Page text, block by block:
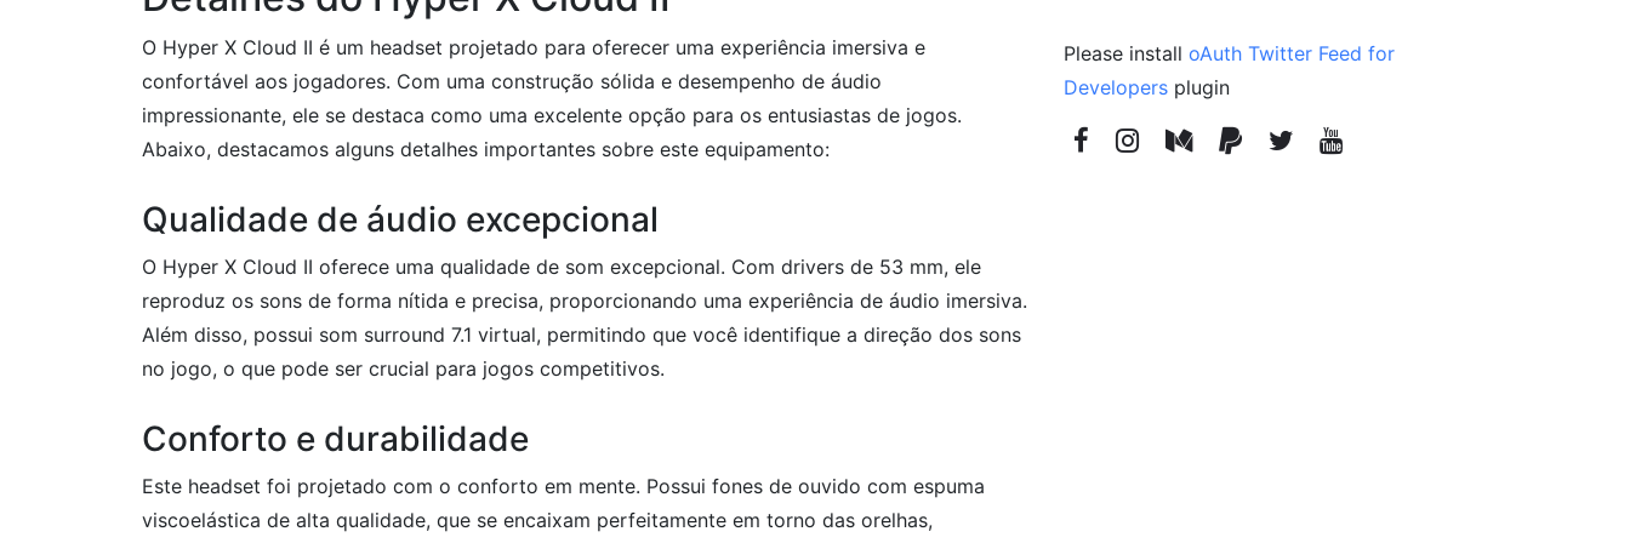
O Hyper X Cloud II é um headset projetado para oferecer uma experiência imersiva e
confortável aos jogadores. Com uma construção sólida e desempenho de áudio
impressionante, ele se destaca como uma excelente opção para os entusiastas de jogos.
Abaixo, destacamos alguns detalhes importantes sobre este equipamento:
Qualidade de áudio excepcional
O Hyper X Cloud II oferece uma qualidade de som excepcional. Com drivers de 53 mm, ele
reproduz os sons de forma nítida e precisa, proporcionando uma experiência de áudio imersiva.
Além disso, possui som surround 7.1 virtual, permitindo que você identifique a direção dos sons
no jogo, o que pode ser crucial para jogos competitivos.
Conforto e durabilidade
Este headset foi projetado com o conforto em mente. Possui fones de ouvido com espuma
viscoelástica de alta qualidade, que se encaixam perfeitamente em torno das orelhas,
Please install oAuth Twitter Feed for
Developers plugin